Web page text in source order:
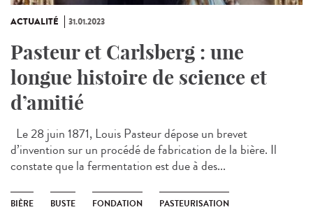
ACTUALITÉ 31.01.2023
Pasteur et Carlsberg : une
longue histoire de science et
d’amitié
Le 28 juin 1871, Louis Pasteur dépose un brevet
d’invention sur un procédé de fabrication de la bière. Il
constate que la fermentation est due à des...
BIÈRE BUSTE FONDATION PASTEURISATION